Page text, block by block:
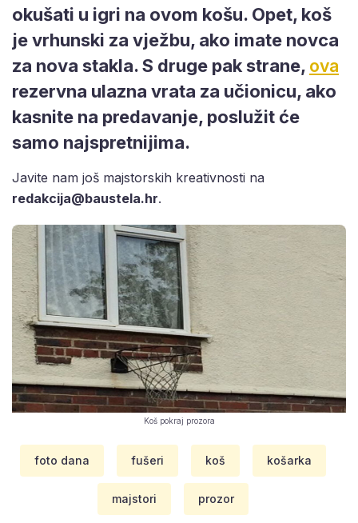
okušati u igri na ovom košu. Opet, koš
je vrhunski za vježbu, ako imate novca
za nova stakla. S druge pak strane, ova
rezervna ulazna vrata za učionicu, ako
kasnite na predavanje, poslužit će
samo najspretnijima.
Javite nam još majstorskih kreativnosti na
redakcija@baustela.hr.
Koš pokraj prozora
foto dana fušeri koš košarka
majstori prozor